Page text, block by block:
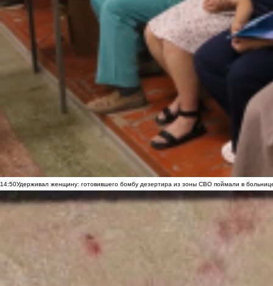
14:50Удерживал женщину: готовившего бомбу дезертира из зоны СВО поймали в